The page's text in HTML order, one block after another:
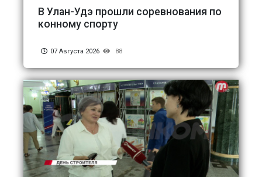
В Улан-Удэ прошли соревнования по
конному спорту
07 Августа 2026 88